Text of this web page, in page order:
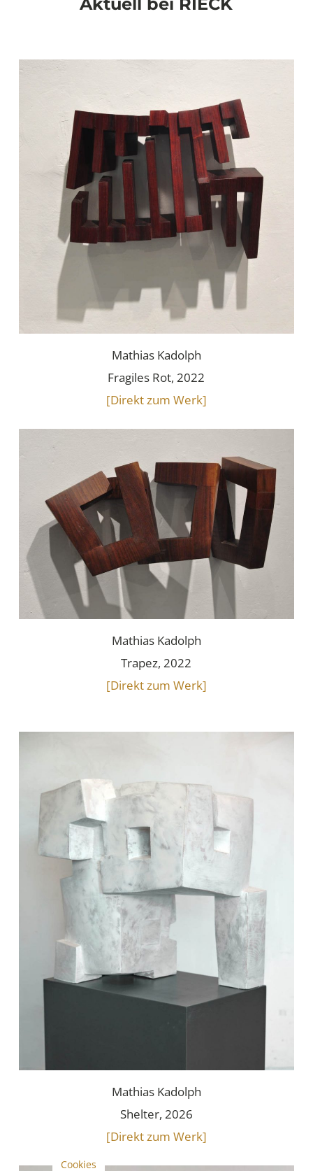
Mathias Kadolph
Fragiles Rot, 2022
[Direkt zum Werk]
Mathias Kadolph
Trapez, 2022
[Direkt zum Werk]
Mathias Kadolph
Shelter, 2026
[Direkt zum Werk]
Cookies